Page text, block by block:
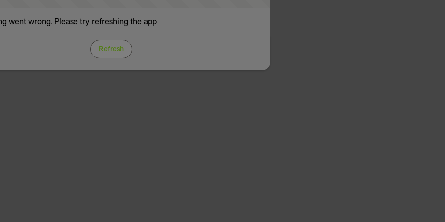
went wrong. Please try refreshing the app
Refresh